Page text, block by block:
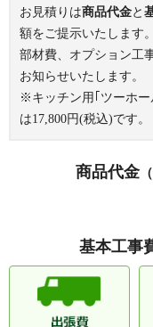
お見積りは商品代金と
額をご提示いたします。
部材費、オプション工
お知らせいたします。
※キッチン用｢ツーホー
は17,800円(税込)です。
商品代金
基本工事